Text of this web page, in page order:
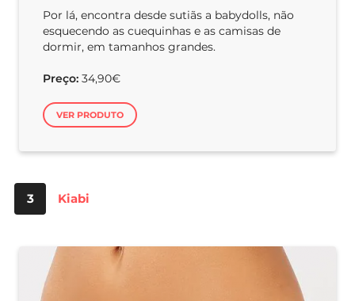
Por lá, encontra desde sutiãs a babydolls, não
esquecendo as cuequinhas e as camisas de
dormir, em tamanhos grandes.
Preço: 34,90€
VER PRODUTO
3 Kiabi